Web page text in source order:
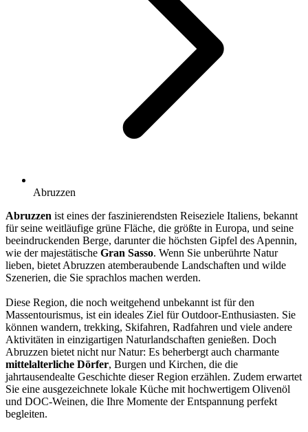
Abruzzen
Abruzzen ist eines der faszinierendsten Reiseziele Italiens, bekannt
für seine weitläufige grüne Fläche, die größte in Europa, und seine
beeindruckenden Berge, darunter die höchsten Gipfel des Apennin,
wie der majestätische Gran Sasso. Wenn Sie unberührte Natur
lieben, bietet Abruzzen atemberaubende Landschaften und wilde
Szenerien, die Sie sprachlos machen werden.
Diese Region, die noch weitgehend unbekannt ist für den
Massentourismus, ist ein ideales Ziel für Outdoor-Enthusiasten. Sie
können wandern, trekking, Skifahren, Radfahren und viele andere
Aktivitäten in einzigartigen Naturlandschaften genießen. Doch
Abruzzen bietet nicht nur Natur: Es beherbergt auch charmante
mittelalterliche Dörfer, Burgen und Kirchen, die die
jahrtausendealte Geschichte dieser Region erzählen. Zudem erwartet
Sie eine ausgezeichnete lokale Küche mit hochwertigem Olivenöl
und DOC-Weinen, die Ihre Momente der Entspannung perfekt
begleiten.